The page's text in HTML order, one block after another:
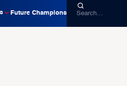
Future Champions